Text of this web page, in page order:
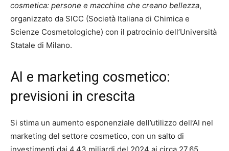
cosmetica: persone e macchine che creano bellezza,
organizzato da SICC (Società Italiana di Chimica e
Scienze Cosmetologiche) con il patrocinio dell’Università
Statale di Milano.
AI e marketing cosmetico:
previsioni in crescita
Si stima un aumento esponenziale dell’utilizzo dell’AI nel
marketing del settore cosmetico, con un salto di